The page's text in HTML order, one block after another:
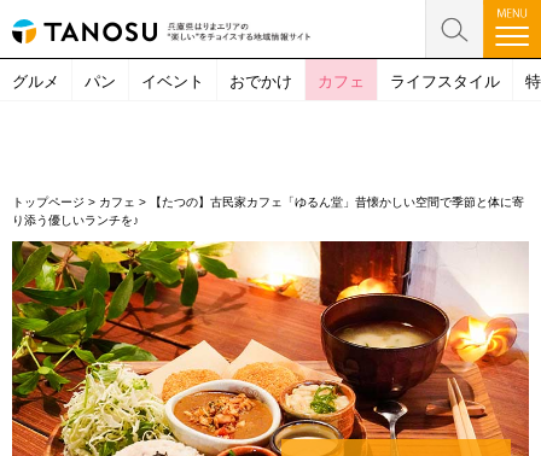
グルメ パン イベント おでかけ カフェ ライフスタイル
トップページ > カフェ >
【たつの】古民家カフェ「ゆるん堂」昔懐かしい空間で季節と体に寄
り添う優しいランチを♪